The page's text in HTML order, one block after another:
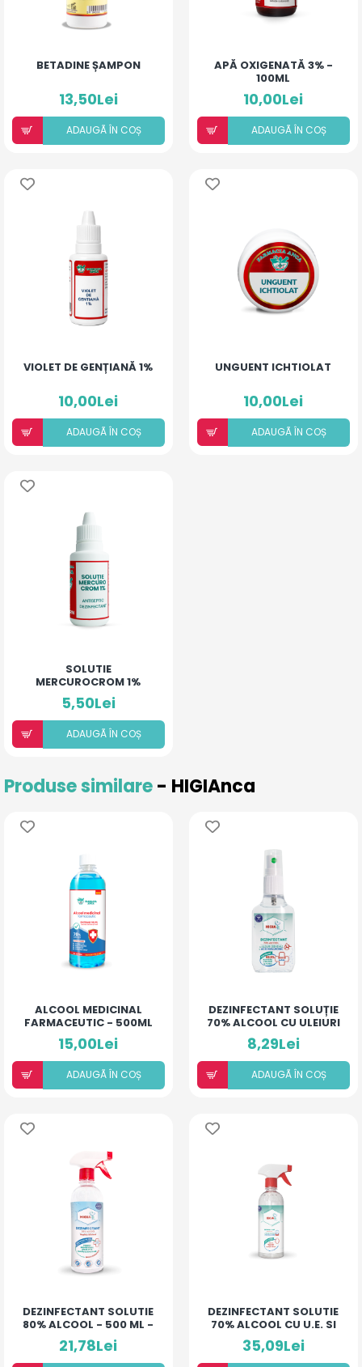
BETADINE ȘAMPON
13,50Lei
ADAUGÃ ÎN COȘ
APĂ OXIGENATĂ 3% -
100ML
10,00Lei
ADAUGÃ ÎN COȘ
VIOLET DE GENȚIANĂ 1%
10,00Lei
ADAUGÃ ÎN COȘ
UNGUENT ICHTIOLAT
10,00Lei
ADAUGÃ ÎN COȘ
SOLUTIE
MERCUROCROM 1%
5,50Lei
ADAUGÃ ÎN COȘ
Produse similare- HIGIAnca
ALCOOL MEDICINAL
FARMACEUTIC - 500ML
15,00Lei
ADAUGÃ ÎN COȘ
DEZINFECTANT SOLUȚIE
70% ALCOOL CU ULEIURI
ESENȚIALE ȘI ACID
HIALURONIC - 50ML
HIGIANCA
8,29Lei
ADAUGÃ ÎN COȘ
DEZINFECTANT SOLUTIE
80% ALCOOL - 500 ML -
HIGIANCA
21,78Lei
DEZINFECTANT SOLUTIE
70% ALCOOL CU U.E. SI
ACID HIALURONIC 500
ML - HIGIANCA
35,09Lei